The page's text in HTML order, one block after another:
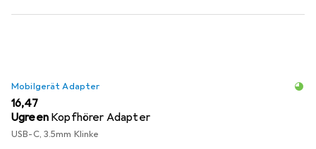
Mobilgerät Adapter
EUR
16,47
Ugreen Kopfhörer Adapter
USB-C, 3.5mm Klinke